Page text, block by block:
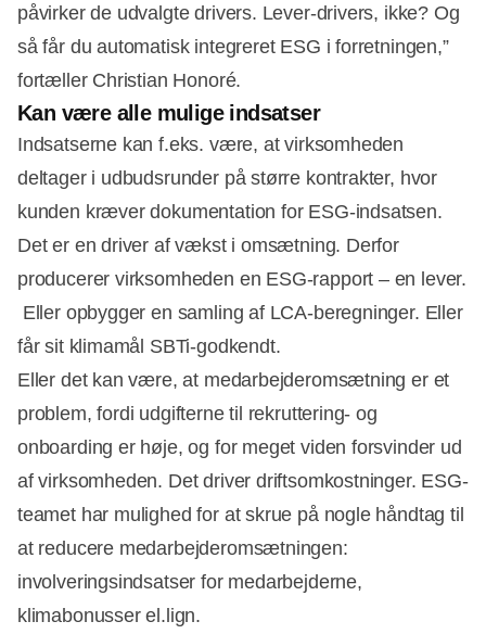
påvirker de udvalgte drivers. Lever-drivers, ikke? Og
så får du automatisk integreret ESG i forretningen,”
fortæller Christian Honoré.
Kan være alle mulige indsatser
Indsatserne kan f.eks. være, at virksomheden
deltager i udbudsrunder på større kontrakter, hvor
kunden kræver dokumentation for ESG-indsatsen.
Det er en driver af vækst i omsætning. Derfor
producerer virksomheden en ESG-rapport – en lever.
Eller opbygger en samling af LCA-beregninger. Eller
får sit klimamål SBTi-godkendt.
Eller det kan være, at medarbejderomsætning er et
problem, fordi udgifterne til rekruttering- og
onboarding er høje, og for meget viden forsvinder ud
af virksomheden. Det driver driftsomkostninger. ESG-
teamet har mulighed for at skrue på nogle håndtag til
at reducere medarbejderomsætningen:
involveringsindsatser for medarbejderne,
klimabonusser el.lign.